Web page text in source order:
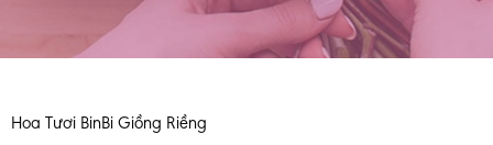
Hoa Tươi BinBi Giồng Riềng